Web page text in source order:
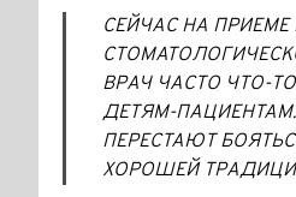
СЕЙЧАС НА ПРИЕМЕ
ВРАЧ ЧАСТО ЧТО-
ДЕТЯМ-
ПЕРЕСТАЮТ
ХОРОШЕЙ